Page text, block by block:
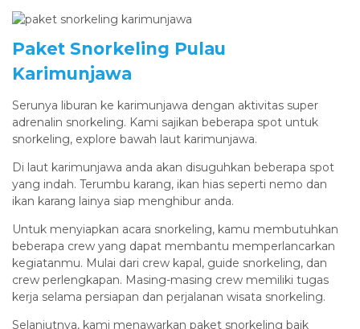
Paket Snorkeling Pulau
Karimunjawa
Serunya liburan ke karimunjawa dengan aktivitas super
adrenalin snorkeling. Kami sajikan beberapa spot untuk
snorkeling, explore bawah laut karimunjawa.
Di laut karimunjawa anda akan disuguhkan beberapa spot
yang indah. Terumbu karang, ikan hias seperti nemo dan
ikan karang lainya siap menghibur anda.
Untuk menyiapkan acara snorkeling, kamu membutuhkan
beberapa crew yang dapat membantu memperlancarkan
kegiatanmu. Mulai dari crew kapal, guide snorkeling, dan
crew perlengkapan. Masing-masing crew memiliki tugas
kerja selama persiapan dan perjalanan wisata snorkeling.
Selanjutnya, kami menawarkan paket snorkeling baik